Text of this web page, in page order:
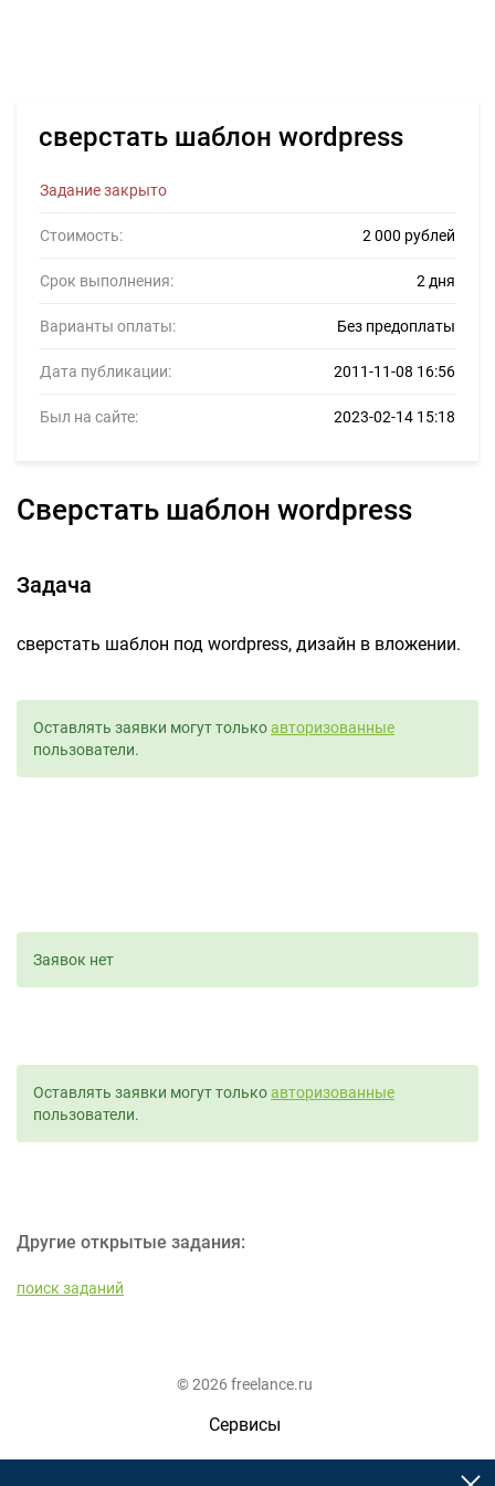
сверстать шаблон wordpress
Задание закрыто
Стоимость: 2 000 рублей
Срок выполнения: 2 дня
Варианты оплаты: Без предоплаты
Дата публикации: 2011-11-08 16:56
Был на сайте: 2023-02-14 15:18
сверстать шаблон wordpress
Задача
сверстать шаблон под wordpress, дизайн в вложении.
Оставлять заявки могут толькоавторизованные
пользователи.
Заявок нет
Оставлять заявки могут толькоавторизованные
пользователи.
Другие открытые задания:
поиск заданий
© 2026 freelance.ru
Сервисы
Помощь